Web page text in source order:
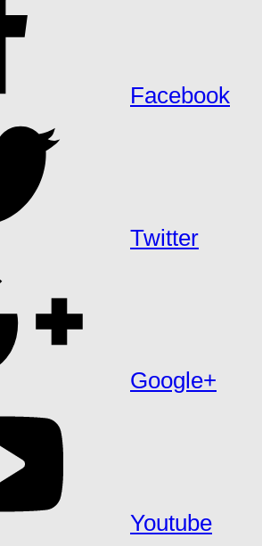
Facebook
Twitter
Google+
Youtube